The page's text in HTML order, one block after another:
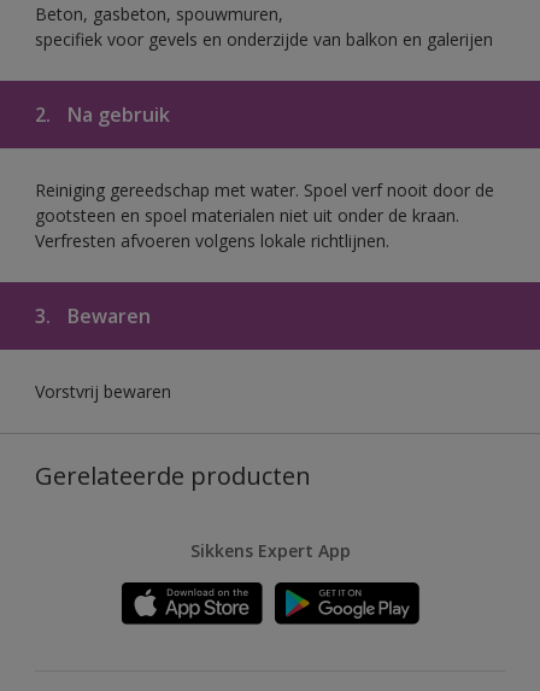
Beton, gasbeton, spouwmuren,
specifiek voor gevels en onderzijde van balkon en galerijen
2. Na gebruik
Reiniging gereedschap met water. Spoel verf nooit door de
gootsteen en spoel materialen niet uit onder de kraan.
Verfresten afvoeren volgens lokale richtlijnen.
3. Bewaren
Vorstvrij bewaren
Gerelateerde producten
Sikkens Expert App